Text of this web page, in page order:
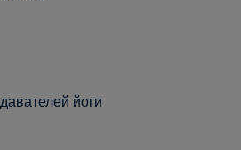
йоги